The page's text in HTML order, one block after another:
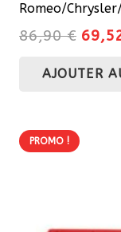
Romeo/
86,90€ Le
initial
AJOUTER
PROMO !